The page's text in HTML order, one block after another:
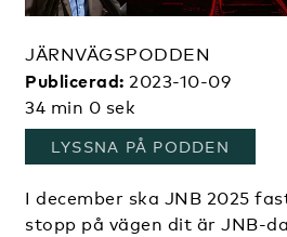
JÄRNVÄGSPODDEN
Publicerad: 2023-10-09
34 min 0 sek
LYSSNA PÅ PODDEN
I december ska JNB 2025
stopp på vägen dit är JNB-